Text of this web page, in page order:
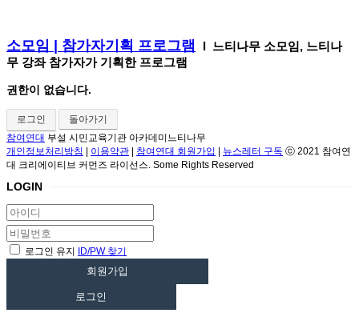
소모임 | 참가자기획 프로그램
l 느티나무 소모임, 느티나
무 강좌 참가자가 기획한 프로그램
권한이 없습니다.
로그인
돌아가기
참여연대 부설 시민교육기관 아카데미느티나무
개인정보처리방침 | 이용약관 | 참여연대 회원가입 | 뉴스레터 구독 ⓒ 2021 참여연
대 크리에이티브 커먼즈 라이선스. Some Rights Reserved
LOGIN
로그인 유지 ID/PW 찾기
회원가입
로그인